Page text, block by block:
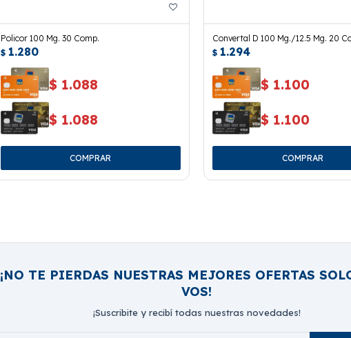
Policor 100 Mg. 30 Comp.
$ 1.280
$ 1.088
$ 1.088
Convertal D 100 Mg./12.5 Mg. 20
$ 1.294
$ 1.100
$ 1.100
¡NO TE PIERDAS NUESTRAS MEJORES OFERTAS
VOS!
¡Suscribite y recibí todas nuestras novedades!